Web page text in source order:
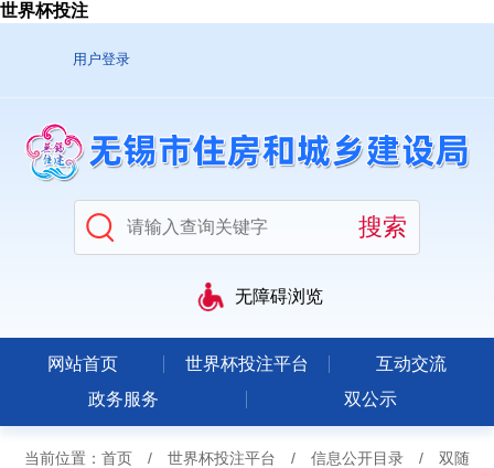
世界杯投注
用户登录
无障碍浏览
网站首页 世界杯投注平台
互动交流
政务服务
双公示
当前位置： 首页 / 世界杯投注平台 / 信息公开目录 /
双随